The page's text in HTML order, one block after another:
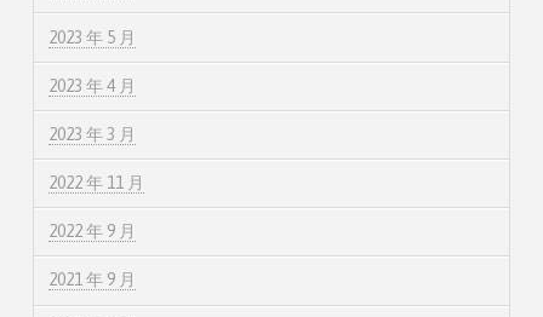
2023 年 5 月
2023 年 4 月
2023 年 3 月
2022 年 11 月
2022 年 9 月
2021 年 9 月